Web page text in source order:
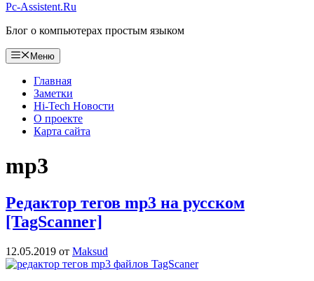
Pc-Assistent.Ru
Блог о компьютерах простым языком
Меню
Главная
Заметки
Hi-Tech Новости
О проекте
Карта сайта
mp3
Редактор тегов mp3 на русском
[TagScanner]
12.05.2019 от Maksud